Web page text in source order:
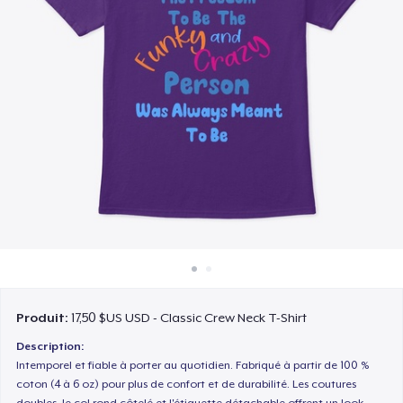
Vendez partout
Vendre n'importe quoi
Produit:17,50 $US USD - Classic Crew Neck T-Shirt
Description:
Intemporel et fiable à porter au quotidien. Fabriqué à partir de 100 %
coton (4 à 6 oz) pour plus de confort et de durabilité. Les coutures